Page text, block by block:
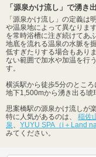
「源泉かけ流し」で湧き
「源泉かけ流し」の定義は
や温泉地によって異なりま
を常時浴槽に注ぎ続けてあ
地底を流れる温泉の水脈を
低すぎたりする場合もあり
ない範囲で加水や加温を行
す。
横浜駅から徒歩5分のところ
地下1,500mから湧き出る琥
思案橋駅の源泉かけ流しが
特に人気があるのは、 稲佐
泉、 YUYU SPA（i＋Land
みてください。